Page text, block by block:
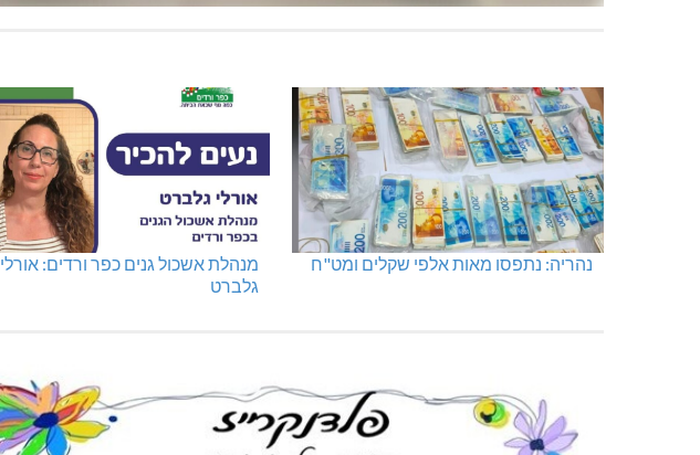
נהריה: נתפסו מאות אלפי שקלים ומט"ח
מנהלת אשכול גנים כפר ורדים: אורלי
גלברט